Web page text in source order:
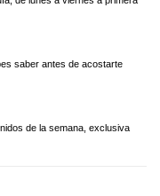
saber antes de acostarte
de la semana, exclusiva